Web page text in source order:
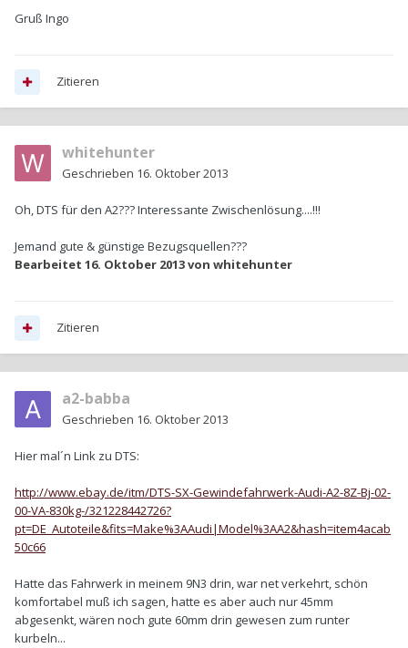
Gruß Ingo
Zitieren
whitehunter
Geschrieben 16. Oktober 2013
Oh, DTS für den A2??? Interessante Zwischenlösung....!!!
Jemand gute & günstige Bezugsquellen???
Bearbeitet 16. Oktober 2013von whitehunter
Zitieren
a2-babba
Geschrieben 16. Oktober 2013
Hier mal´n Link zu DTS:
http://www.ebay.de/itm/DTS-SX-Gewindefahrwerk-Audi-A2-8Z-Bj-02-
00-VA-830kg-/321228442726?
pt=DE_Autoteile&fits=Make%3AAudi|Model%3AA2&hash=item4acab
50c66
Hatte das Fahrwerk in meinem 9N3 drin, war net verkehrt, schön
komfortabel muß ich sagen, hatte es aber auch nur 45mm
abgesenkt, wären noch gute 60mm drin gewesen zum runter
kurbeln...